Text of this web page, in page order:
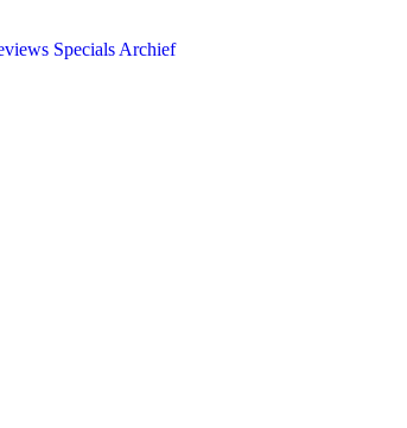
Specials Archief